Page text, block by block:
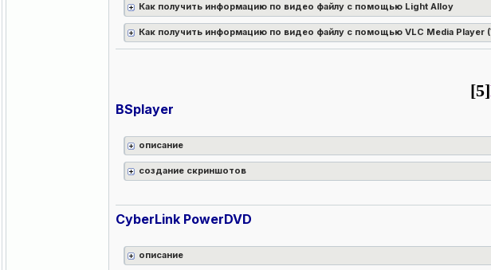
Как получить информацию по видео файлу с помощью Light Alloy
Как получить информацию по видео файлу с помощью VLC Media Player
[5]
BSplayer
описание
создание скриншотов
CyberLink PowerDVD
описание